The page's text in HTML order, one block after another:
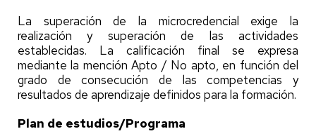
La superación de la microcredencial exige la
realización y superación de las actividades
establecidas. La calificación final se expresa
mediante la mención Apto / No apto, en función del
grado de consecución de las competencias y
resultados de aprendizaje definidos para la formación.
Plan de estudios/Programa